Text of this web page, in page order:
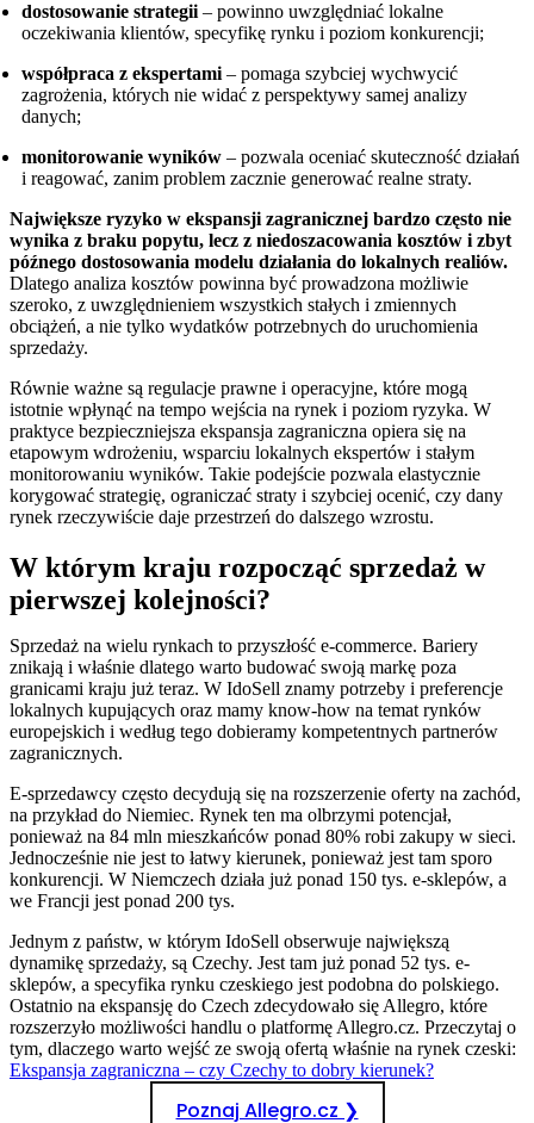
dostosowanie strategii – powinno uwzględniać lokalne
oczekiwania klientów, specyfikę rynku i poziom konkurencji;
współpraca z ekspertami – pomaga szybciej wychwycić
zagrożenia, których nie widać z perspektywy samej analizy
danych;
monitorowanie wyników – pozwala oceniać skuteczność działań
i reagować, zanim problem zacznie generować realne straty.
Największe ryzyko w ekspansji zagranicznej bardzo często nie
wynika z braku popytu, lecz z niedoszacowania kosztów i zbyt
późnego dostosowania modelu działania do lokalnych realiów.
Dlatego analiza kosztów powinna być prowadzona możliwie
szeroko, z uwzględnieniem wszystkich stałych i zmiennych
obciążeń, a nie tylko wydatków potrzebnych do uruchomienia
sprzedaży.
Równie ważne są regulacje prawne i operacyjne, które mogą
istotnie wpłynąć na tempo wejścia na rynek i poziom ryzyka. W
praktyce bezpieczniejsza ekspansja zagraniczna opiera się na
etapowym wdrożeniu, wsparciu lokalnych ekspertów i stałym
monitorowaniu wyników. Takie podejście pozwala elastycznie
korygować strategię, ograniczać straty i szybciej ocenić, czy dany
rynek rzeczywiście daje przestrzeń do dalszego wzrostu.
W którym kraju rozpocząć sprzedaż w
pierwszej kolejności?
Sprzedaż na wielu rynkach to przyszłość e-commerce. Bariery
znikają i właśnie dlatego warto budować swoją markę poza
granicami kraju już teraz. W IdoSell znamy potrzeby i preferencje
lokalnych kupujących oraz mamy know-how na temat rynków
europejskich i według tego dobieramy kompetentnych partnerów
zagranicznych.
E-sprzedawcy często decydują się na rozszerzenie oferty na zachód,
na przykład do Niemiec. Rynek ten ma olbrzymi potencjał,
ponieważ na 84 mln mieszkańców ponad 80% robi zakupy w sieci.
Jednocześnie nie jest to łatwy kierunek, ponieważ jest tam sporo
konkurencji. W Niemczech działa już ponad 150 tys. e-sklepów, a
we Francji jest ponad 200 tys.
Jednym z państw, w którym IdoSell obserwuje największą
dynamikę sprzedaży, są Czechy. Jest tam już ponad 52 tys. e-
sklepów, a specyfika rynku czeskiego jest podobna do polskiego.
Ostatnio na ekspansję do Czech zdecydowało się Allegro, które
rozszerzyło możliwości handlu o platformę Allegro.cz. Przeczytaj o
tym, dlaczego warto wejść ze swoją ofertą właśnie na rynek czeski:
Ekspansja zagraniczna – czy Czechy to dobry kierunek?
Poznaj Allegro.cz ❯